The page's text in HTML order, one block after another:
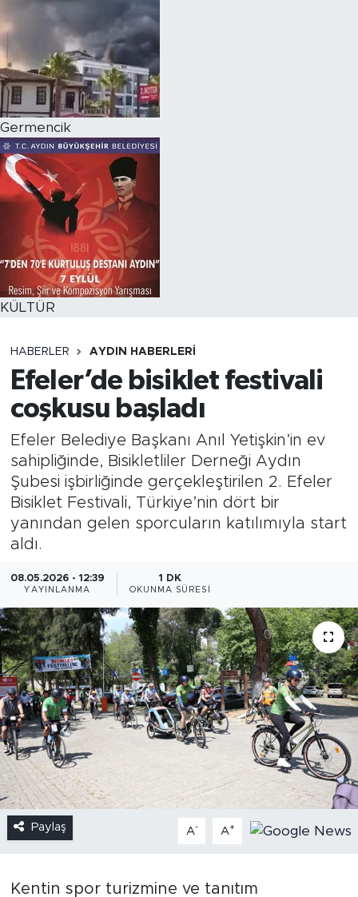
Germencik
KÜLTÜR
HABERLER AYDIN HABERLERI
Efeler’de bisiklet festivali
coşkusu başladı
Efeler Belediye Başkanı Anıl Yetişkin’in ev
sahipliğinde, Bisikletliler Derneği Aydın
Şubesi işbirliğinde gerçekleştirilen 2. Efeler
Bisiklet Festivali, Türkiye’nin dört bir
yanından gelen sporcuların katılımıyla start
aldı.
08.05.2026 - 12:39
YAYINLANMA
1 DK
OKUNMA SÜRESI
Paylaş A- A+
Kentin spor turizmine ve tanıtım